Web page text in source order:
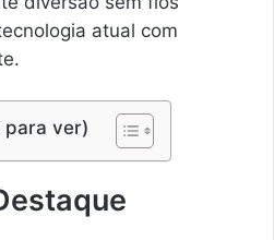
atual com
para ver)